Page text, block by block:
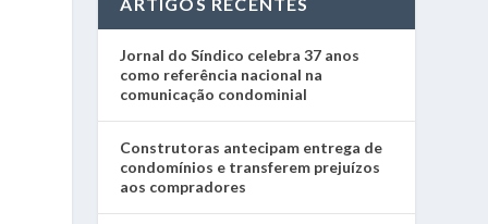
Jornal do Síndico celebra 37 anos
como referência nacional na
comunicação condominial
Construtoras antecipam entrega de
condomínios e transferem prejuízos
aos compradores